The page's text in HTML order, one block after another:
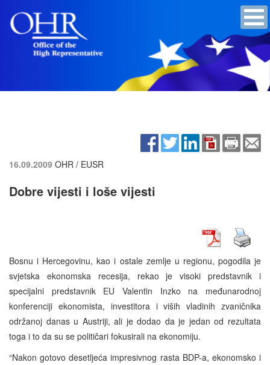
16.09.2009 OHR / EUSR
Dobre vijesti i loše vijesti
Bosnu i Hercegovinu, kao i ostale zemlje u regionu, pogodila je
svjetska ekonomska recesija, rekao je visoki predstavnik i
specijalni predstavnik EU Valentin Inzko na međunarodnoj
konferenciji ekonomista, investitora i viših vladinih zvaničnika
održanoj danas u Austriji, ali je dodao da je jedan od rezultata
toga i to da su se političari fokusirali na ekonomiju.
“Nakon gotovo desetljeća impresivnog rasta BDP-a, ekonomsko i